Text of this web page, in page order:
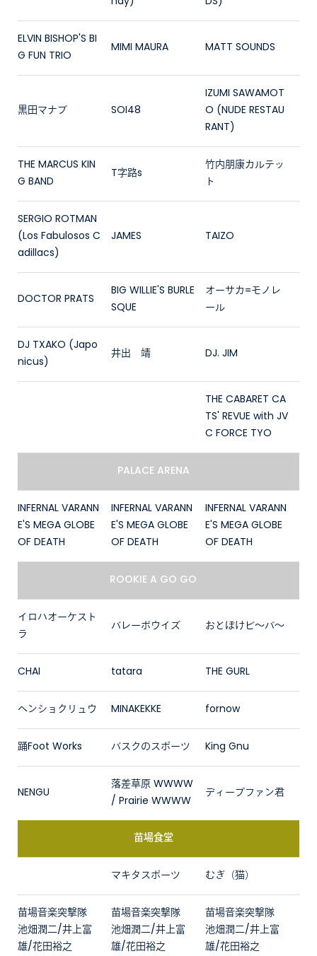
ELVIN BISHOP'S BI
G FUN TRIO
MIMI MAURA MATT SOUNDS
黒田マナブ SOI48
IZUMI SAWAMOT
O (NUDE RESTAU
RANT)
THE MARCUS KIN
G BAND
T字路s
竹内朋康カルテッ
ト
SERGIO ROTMAN
(Los Fabulosos C
adillacs)
JAMES TAIZO
DOCTOR PRATS
BIG WILLIE'S BURLE
SQUE
オーサカ=モノレ
ール
DJ TXAKO (Japo
nicus)
井出 靖 DJ. JIM
THE CABARET CA
TS' REVUE with JV
C FORCE TYO
PALACE ARENA
INFERNAL VARANN
E'S MEGA GLOBE
OF DEATH
INFERNAL VARANN
E'S MEGA GLOBE
OF DEATH
INFERNAL VARANN
E'S MEGA GLOBE
OF DEATH
ROOKIE A GO GO
イロハオーケスト
ラ
バレーボウイズ おとぼけビ～バ～
CHAI tatara THE GURL
ヘンショクリュウ MINAKEKKE fornow
踊Foot Works バスクのスポーツ King Gnu
NENGU
落差草原 WWWW
/ Prairie WWWW
ディープファン君
苗場食堂
マキタスポーツ むぎ（猫）
苗場音楽突撃隊
池畑潤二/井上富
雄/花田裕之
苗場音楽突撃隊
池畑潤二/井上富
雄/花田裕之
苗場音楽突撃隊
池畑潤二/井上富
雄/花田裕之